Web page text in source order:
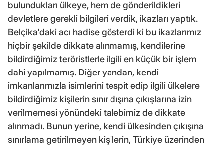
bulundukları ülkeye, hem de gönderildikleri
devletlere gerekli bilgileri verdik, ikazları yaptık.
Belçika'daki acı hadise gösterdi ki bu ikazlarımız
hiçbir şekilde dikkate alınmamış, kendilerine
bildirdiğimiz teröristlerle ilgili en küçük bir işlem
dahi yapılmamış. Diğer yandan, kendi
imkanlarımızla isimlerini tespit edip ilgili ülkelere
bildirdiğimiz kişilerin sınır dışına çıkışlarına izin
verilmemesi yönündeki talebimiz de dikkate
alınmadı. Bunun yerine, kendi ülkesinden çıkışına
sınırlama getirilmeyen kişilerin, Türkiye üzerinden